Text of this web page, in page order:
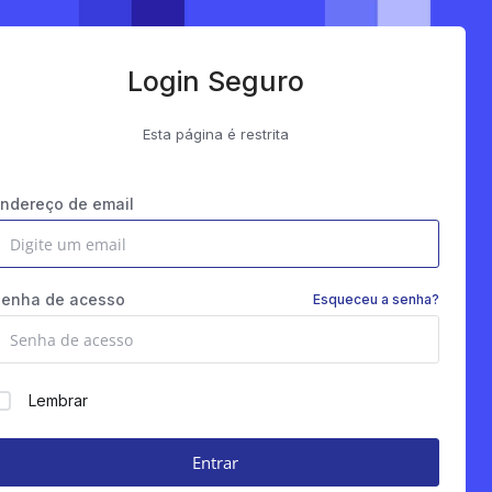
Login Seguro
Esta página é restrita
de email
de acesso Esqueceu a senha?
Lembrar